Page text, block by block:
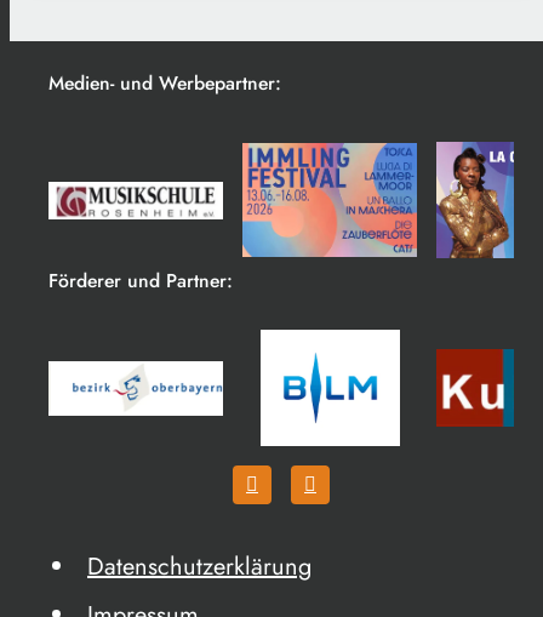
Medien- und Werbepartner:
Förderer und Partner:
Datenschutzerklärung